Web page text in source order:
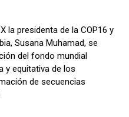
la presidenta de la COP16 y
Susana Muhamad, se
del fondo mundial
y equitativa de los
de secuencias